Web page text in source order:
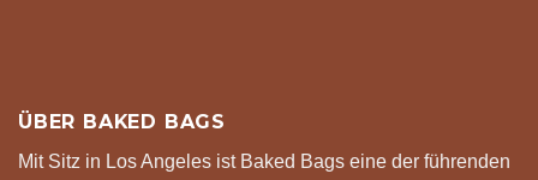
ÜBER BAKED BAGS
Mit Sitz in Los Angeles ist Baked Bags eine der führenden